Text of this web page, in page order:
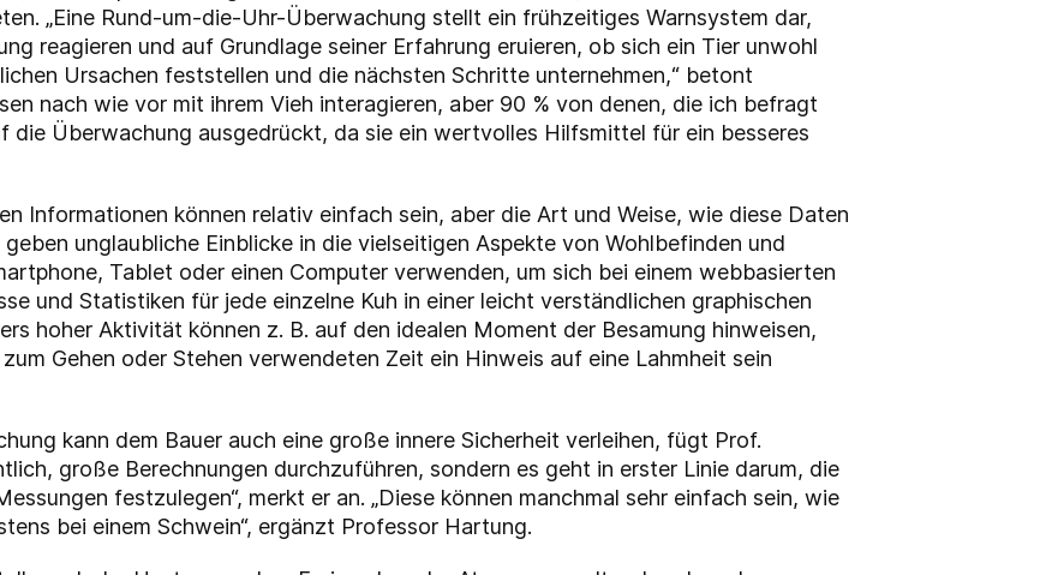
„Eine Rund-um-die-Uhr-Überwachung stellt ein frühzeitiges Warnsystem dar,
reagieren und auf Grundlage seiner Erfahrung eruieren, ob sich ein Tier unwohl
Ursachen feststellen und die nächsten Schritte unternehmen,“ betont
nach wie vor mit ihrem Vieh interagieren, aber 90 % von denen, die ich befragt
die Überwachung ausgedrückt, da sie ein wertvolles Hilfsmittel für ein besseres
Informationen können relativ einfach sein, aber die Art und Weise, wie diese Daten
unglaubliche Einblicke in die vielseitigen Aspekte von Wohlbefinden und
Tablet oder einen Computer verwenden, um sich bei einem webbasierten
und Statistiken für jede einzelne Kuh in einer leicht verständlichen graphischen
hoher Aktivität können z. B. auf den idealen Moment der Besamung hinweisen,
Gehen oder Stehen verwendeten Zeit ein Hinweis auf eine Lahmheit sein
kann dem Bauer auch eine große innere Sicherheit verleihen, fügt Prof.
große Berechnungen durchzuführen, sondern es geht in erster Linie darum, die
festzulegen“, merkt er an. „Diese können manchmal sehr einfach sein, wie
bei einem Schwein“, ergänzt Professor Hartung.